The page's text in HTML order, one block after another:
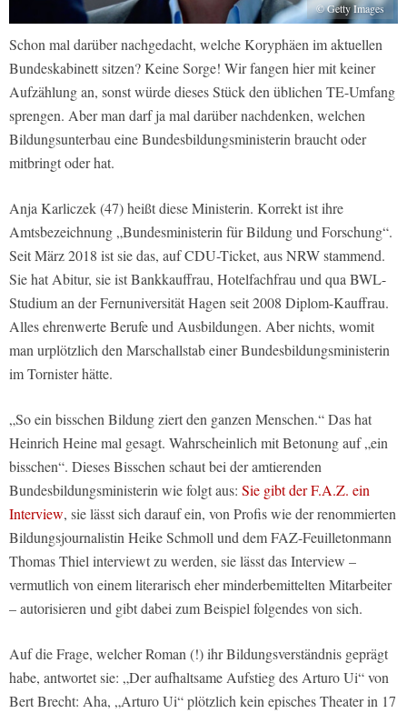
© Getty Images
Schon mal darüber nachgedacht, welche Koryphäen im aktuellen
Bundeskabinett sitzen? Keine Sorge! Wir fangen hier mit keiner
Aufzählung an, sonst würde dieses Stück den üblichen TE-Umfang
sprengen. Aber man darf ja mal darüber nachdenken, welchen
Bildungsunterbau eine Bundesbildungsministerin braucht oder
mitbringt oder hat.
Anja Karliczek (47) heißt diese Ministerin. Korrekt ist ihre
Amtsbezeichnung „Bundesministerin für Bildung und Forschung“.
Seit März 2018 ist sie das, auf CDU-Ticket, aus NRW stammend.
Sie hat Abitur, sie ist Bankkauffrau, Hotelfachfrau und qua BWL-
Studium an der Fernuniversität Hagen seit 2008 Diplom-Kauffrau.
Alles ehrenwerte Berufe und Ausbildungen. Aber nichts, womit
man urplötzlich den Marschallstab einer Bundesbildungsministerin
im Tornister hätte.
„So ein bisschen Bildung ziert den ganzen Menschen.“ Das hat
Heinrich Heine mal gesagt. Wahrscheinlich mit Betonung auf „ein
bisschen“. Dieses Bisschen schaut bei der amtierenden
Bundesbildungsministerin wie folgt aus: Sie gibt der F.A.Z. ein
Interview, sie lässt sich darauf ein, von Profis wie der renommierten
Bildungsjournalistin Heike Schmoll und dem FAZ-Feuilletonmann
Thomas Thiel interviewt zu werden, sie lässt das Interview –
vermutlich von einem literarisch eher minderbemittelten Mitarbeiter
– autorisieren und gibt dabei zum Beispiel folgendes von sich.
Auf die Frage, welcher Roman (!) ihr Bildungsverständnis geprägt
habe, antwortet sie: „Der aufhaltsame Aufstieg des Arturo Ui“ von
Bert Brecht: Aha, „Arturo Ui“ plötzlich kein episches Theater in 17